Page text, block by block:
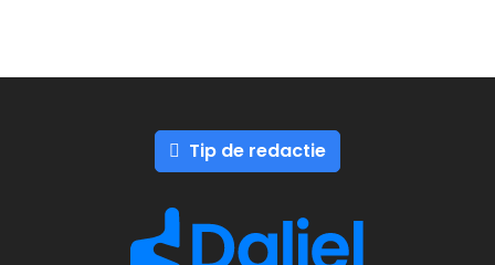
Tip de redactie